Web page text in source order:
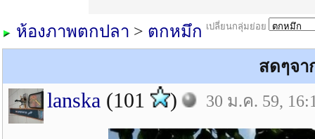
เปลี่ยนกลุ่มย่อย
ห้องภาพตกปลา > ตกหมึก
สดๆจา
lanska (101 ) 30 ม.ค. 59,